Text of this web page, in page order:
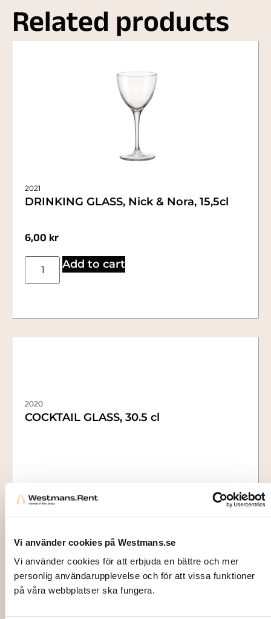
Vi använder cookies på Westmans.se
Vi använder cookies för att erbjuda en bättre och mer
personlig användarupplevelse och för att vissa funktioner
på våra webbplatser ska fungera.
Related products
2021
DRINKING GLASS, Nick & Nora, 15,5cl
6,00 kr
Add to cart
2020
COCKTAIL GLASS, 30.5 cl
6,00kr
Add to cart